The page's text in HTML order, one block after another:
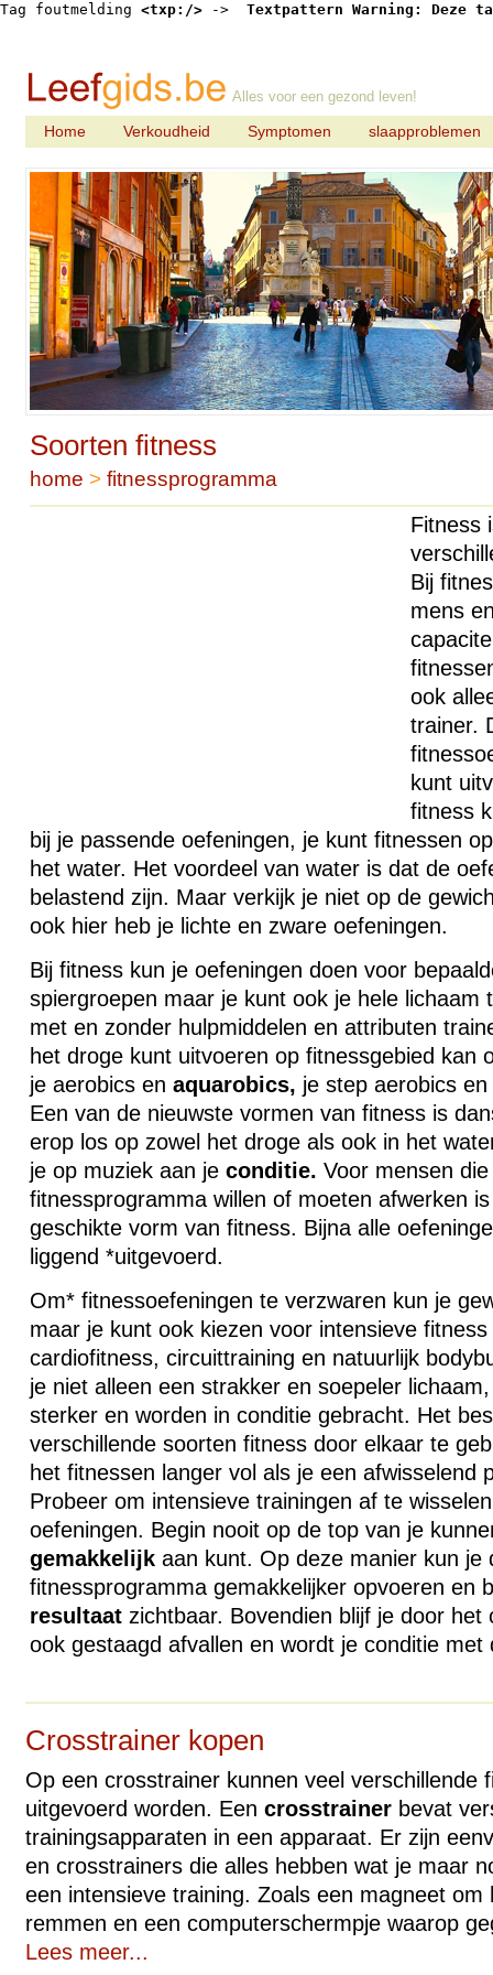
Tag foutmelding <txp:/> -> Textpattern Warning: Deze
Alles voor een gezond leven!
Home Verkoudheid Symptomen slaapproblemen
Soorten fitness
home > fitnessprogramma
Fitness
Bij
mens
ook
trainer.
kunt
fitness
bij je passende oefeningen, je kunt fitnessen
het water. Het voordeel van water is dat de
belastend zijn. Maar verkijk je niet op de
ook hier heb je lichte en zware oefeningen.
Bij fitness kun je oefeningen doen voor
spiergroepen maar je kunt ook je hele lichaam
met en zonder hulpmiddelen en attributen
het droge kunt uitvoeren op fitnessgebied kan
je aerobics en aquarobics, je step aerobics
Een van de nieuwste vormen van fitness is
erop los op zowel het droge als ook in het
je op muziek aan je conditie. Voor mensen
fitnessprogramma willen of moeten afwerken
geschikte vorm van fitness. Bijna alle
liggend *uitgevoerd.
Om* fitnessoefeningen te verzwaren kun je
maar je kunt ook kiezen voor intensieve
cardiofitness, circuittraining en natuurlijk
je niet alleen een strakker en soepeler
sterker en worden in conditie gebracht. Het
verschillende soorten fitness door elkaar te
het fitnessen langer vol als je een afwisselend
Probeer om intensieve trainingen af te
oefeningen. Begin nooit op de top van je
gemakkelijkaan kunt. Op deze manier kun je
fitnessprogramma gemakkelijker opvoeren en
resultaatzichtbaar. Bovendien blijf je door het
ook gestaagd afvallen en wordt je conditie met
Crosstrainer kopen
Op een crosstrainer kunnen veel verschillende
uitgevoerd worden. Een crosstrainerbevat
trainingsapparaten in een apparaat. Er zijn
en crosstrainers die alles hebben wat je maar
een intensieve training. Zoals een magneet
remmen en een computerschermpje waarop
Lees meer...